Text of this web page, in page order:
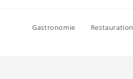
Gastronomie Restauration